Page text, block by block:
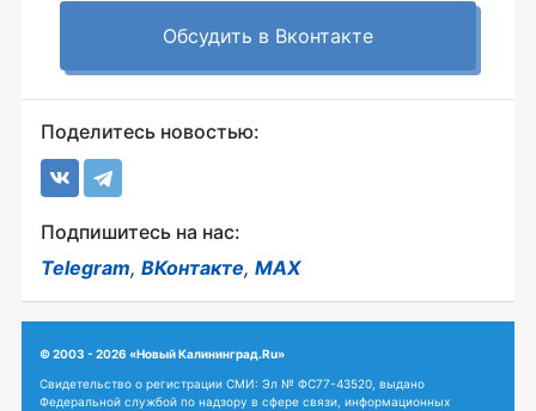
Обсудить в Вконтакте
Поделитесь новостью:
Подпишитесь на нас:
Telegram, ВКонтакте, MAX
© 2003 - 2026 «Новый Калининград.Ru»
Свидетельство о регистрации СМИ: Эл № ФС77-43520, выдано
Федеральной службой по надзору в сфере связи, информационных